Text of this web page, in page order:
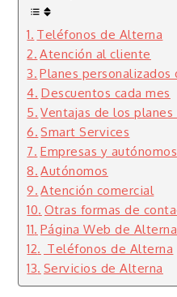
Teléfonos de Alterna
Atención al cliente
Planes personalizados
Descuentos cada mes
Ventajas de los planes
Smart Services
Empresas y autónomos
Autónomos
Atención comercial
Otras formas de
Página Web de Alterna
Teléfonos de Alterna
Servicios de Alterna